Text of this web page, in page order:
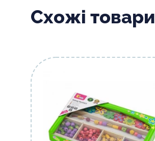
Схожі товари